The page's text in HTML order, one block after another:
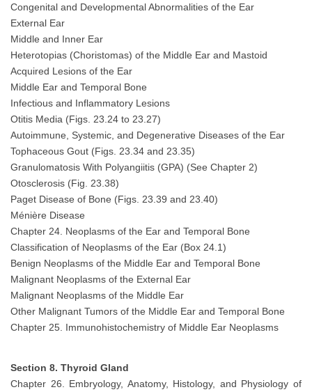
Congenital and Developmental Abnormalities of the Ear
External Ear
Middle and Inner Ear
Heterotopias (Choristomas) of the Middle Ear and Mastoid
Acquired Lesions of the Ear
Middle Ear and Temporal Bone
Infectious and Inflammatory Lesions
Otitis Media (Figs. 23.24 to 23.27)
Autoimmune, Systemic, and Degenerative Diseases of the Ear
Tophaceous Gout (Figs. 23.34 and 23.35)
Granulomatosis With Polyangiitis (GPA) (See Chapter 2)
Otosclerosis (Fig. 23.38)
Paget Disease of Bone (Figs. 23.39 and 23.40)
Ménière Disease
Chapter 24. Neoplasms of the Ear and Temporal Bone
Classification of Neoplasms of the Ear (Box 24.1)
Benign Neoplasms of the Middle Ear and Temporal Bone
Malignant Neoplasms of the External Ear
Malignant Neoplasms of the Middle Ear
Other Malignant Tumors of the Middle Ear and Temporal Bone
Chapter 25. Immunohistochemistry of Middle Ear Neoplasms
Section 8. Thyroid Gland
Chapter 26. Embryology, Anatomy, Histology, and Physiology of